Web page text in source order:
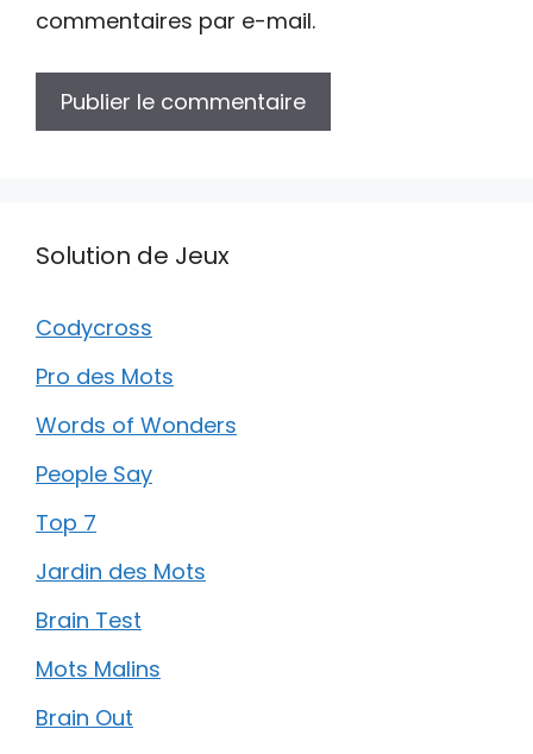
commentaires par e-mail.
Solution de Jeux
Codycross
Pro des Mots
Words of Wonders
People Say
Top 7
Jardin des Mots
Brain Test
Mots Malins
Brain Out